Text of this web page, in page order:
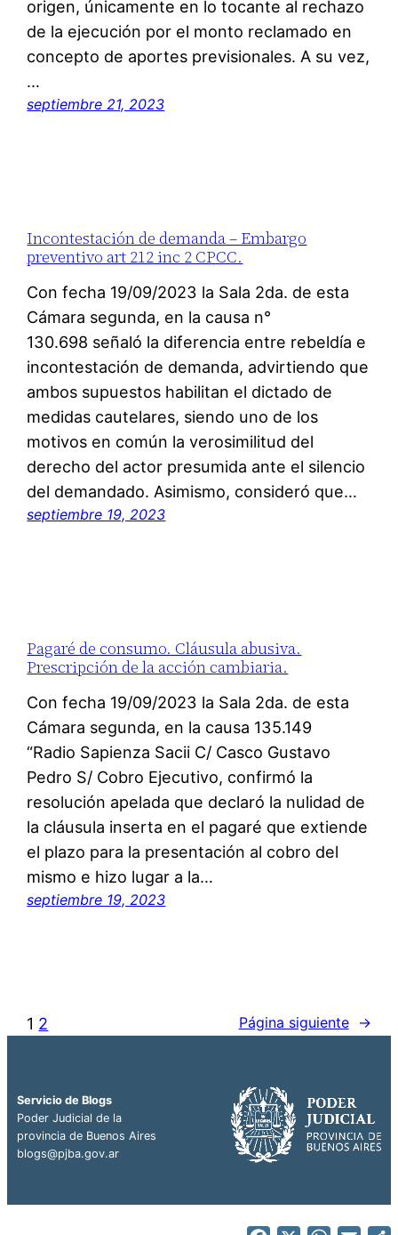
origen, únicamente en lo tocante al rechazo
de la ejecución por el monto reclamado en
concepto de aportes previsionales. A su vez,
…
septiembre 21, 2023
Incontestación de demanda – Embargo
preventivo art 212 inc 2 CPCC.
Con fecha 19/09/2023 la Sala 2da. de esta
Cámara segunda, en la causa n°
130.698 señaló la diferencia entre rebeldía e
incontestación de demanda, advirtiendo que
ambos supuestos habilitan el dictado de
medidas cautelares, siendo uno de los
motivos en común la verosimilitud del
derecho del actor presumida ante el silencio
del demandado. Asimismo, consideró que…
septiembre 19, 2023
Pagaré de consumo. Cláusula abusiva.
Prescripción de la acción cambiaria.
Con fecha 19/09/2023 la Sala 2da. de esta
Cámara segunda, en la causa 135.149
“Radio Sapienza Sacii C/ Casco Gustavo
Pedro S/ Cobro Ejecutivo, confirmó la
resolución apelada que declaró la nulidad de
la cláusula inserta en el pagaré que extiende
el plazo para la presentación al cobro del
mismo e hizo lugar a la…
septiembre 19, 2023
1 2 Página siguiente →
Servicio de Blogs
Poder Judicial de la
provincia de Buenos Aires
blogs@pjba.gov.ar